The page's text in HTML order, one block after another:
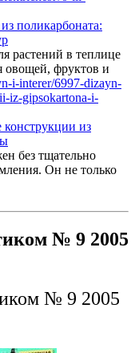
поликарбоната:
растений в теплице
фруктов и
из
без тщательно
Он не только
№ 9 2005
№ 9 2005